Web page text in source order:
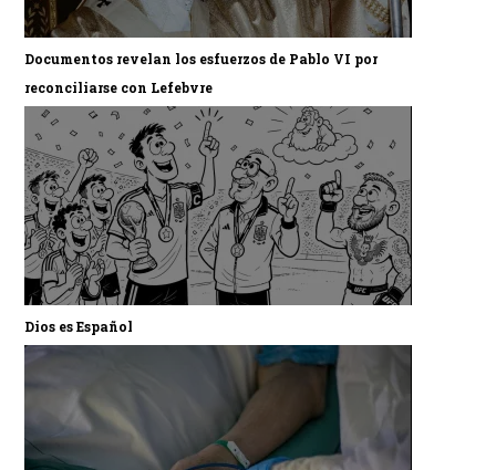
Documentos revelan los esfuerzos de Pablo VI por
reconciliarse con Lefebvre
Dios es Español